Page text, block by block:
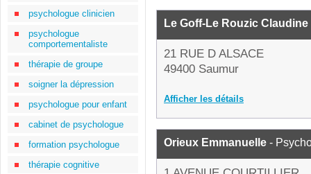
psychologue clinicien
psychologue
comportementaliste
thérapie de groupe
soigner la dépression
psychologue pour enfant
cabinet de psychologue
formation psychologue
thérapie cognitive
Le Goff-Le Rouzic Claudine
21 RUE D ALSACE
49400 Saumur
Afficher les détails
Orieux Emmanuelle -